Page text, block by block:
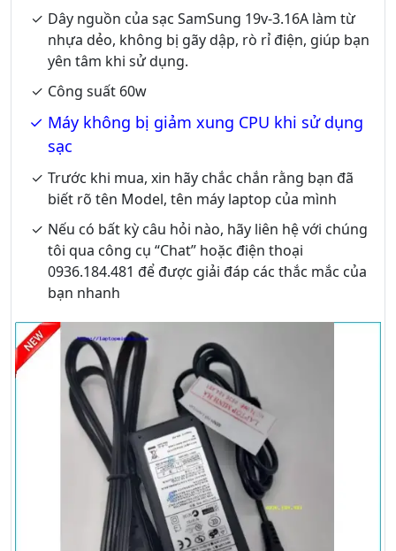
Dây nguồn của sạc SamSung 19v-3.16A làm từ
nhựa dẻo, không bị gãy dập, rò rỉ điện, giúp bạn
yên tâm khi sử dụng.
Công suất 60w
Máy không bị giảm xung CPU khi sử dụng
sạc
Trước khi mua, xin hãy chắc chắn rằng bạn đã
biết rõ tên Model, tên máy laptop của mình
Nếu có bất kỳ câu hỏi nào, hãy liên hệ với chúng
tôi qua công cụ “Chat” hoặc điện thoại
0936.184.481 để được giải đáp các thắc mắc của
bạn nhanh